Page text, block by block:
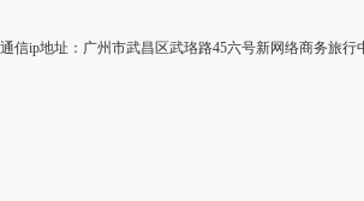
通信ip地址：广州市武昌区武珞路45六号新网络商务旅